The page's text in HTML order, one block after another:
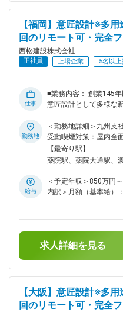
です。 ■就業環境について ・残業時間：30~40時間程度 ・月6
回のリモートワークあ
・女性の産育休は
ります。 ※その他、オ
つ若手が５０%以上と風通しの
建築設計部には１７４
復帰している社員も多くおります。 ■
ビジョン2027」に沿っ
し、設計施工に対する
す。技術力を武器に、
す。 ＼こんな方のご応募お待ちしております／ ・中規模程度
（S造やRC造）の集合
計補助の経験から、今
たいという意欲のある
【福岡】意匠設計※多
回のリモート可・完全
西松建設株式会社
正社員 上場企業 5名以上
仕事
■業務内容： 創業145年
意匠設計として多様な
など、社会的意義の高
れまで中小規模のS造
ンク上のキャリアに進
～中堅層が多く、風通
計責任者としてのプロ
を行っていただきます
途の新築物件に挑戦で
軸を実現できます。設
事務所出身でゼネコン
・女性の産育休は
ります。 ※その他、オ
つ若手が５０%以上と風通し
建築設計部には１７４
勤務地
＜勤務地詳細＞九州支
受動喫煙対策：屋内全
（リモートワーク含む）
【最寄り駅】
薬院駅、薬院大通駅、
給与
＜予定年収＞850万円
内訳＞月額（基本給）
／35歳：967万／40
を選択の場合はモデル
金はあくまでも目安
求人詳細を見る
【大阪】意匠設計※多
回のリモート可・完全